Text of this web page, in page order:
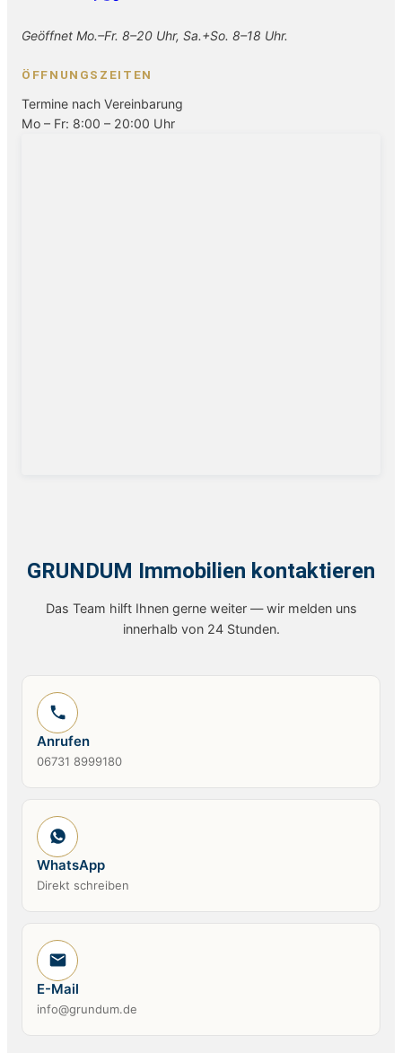
Geöffnet Mo.–Fr. 8–20 Uhr, Sa.+So. 8–18 Uhr.
ÖFFNUNGSZEITEN
Termine nach Vereinbarung
Mo – Fr: 8:00 – 20:00 Uhr
GRUNDUM Immobilien kontaktieren
Das Team hilft Ihnen gerne weiter — wir melden uns
innerhalb von 24 Stunden.
Anrufen
06731 8999180
WhatsApp
Direkt schreiben
E-Mail
info@grundum.de